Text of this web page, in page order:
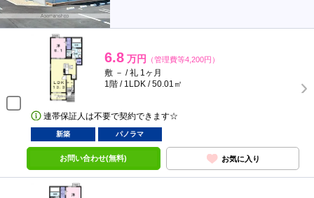
6.8 万円 （管理費等4,200円）
敷 － / 礼 1ヶ月
1階 / 1LDK / 50.01㎡
連帯保証人は不要で契約できます☆
新築 パノラマ
お問い合わせ(無料) お気に入り